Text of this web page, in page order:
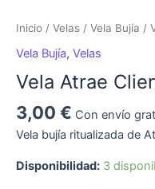
Inicio / Velas / Vela Bujía /
Vela Bujía, Velas
Vela Atrae
3,00 € Con envío
Vela bujía ritualizada de
Disponibilidad: 3